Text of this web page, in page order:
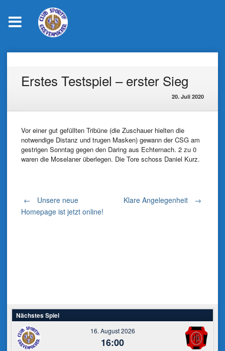
contentErstes Testspiel – erster Sieg
20. Juli 2020
Vor einer gut gefüllten Tribüne (die Zuschauer hielten die
notwendige Distanz und trugen Masken) gewann der CSG am
gestrigen Sonntag gegen den Daring aus Echternach. 2 zu 0
waren die Moselaner überlegen. Die Tore schoss Daniel Kurz.
Post
←
Unsere neue
Homepage ist jetzt online!
Klare Angelegenheit →
Nächstes Spiel
16. August 2026
16:00